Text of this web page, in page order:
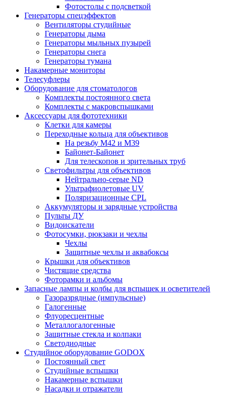
Фотостолы с подсветкой
Генераторы спецэффектов
Вентиляторы студийные
Генераторы дыма
Генераторы мыльных пузырей
Генераторы снега
Генераторы тумана
Накамерные мониторы
Телесуфлеры
Оборудование для стоматологов
Комплекты постоянного света
Комплекты с макровспышками
Аксессуары для фототехники
Клетки для камеры
Переходные кольца для объективов
На резьбу М42 и М39
Байонет-Байонет
Для телескопов и зрительных труб
Светофильтры для объективов
Нейтрально-серые ND
Ультрафиолетовые UV
Поляризационные CPL
Аккумуляторы и зарядные устройства
Пульты ДУ
Видоискатели
Фотосумки, рюкзаки и чехлы
Чехлы
Защитные чехлы и аквабоксы
Крышки для объективов
Чистящие средства
Фоторамки и альбомы
Запасные лампы и колбы для вспышек и осветителей
Газоразрядные (импульсные)
Галогенные
Флуоресцентные
Металлогалогенные
Защитные стекла и колпаки
Светодиодные
Студийное оборудование GODOX
Постоянный свет
Студийные вспышки
Накамерные вспышки
Насадки и отражатели